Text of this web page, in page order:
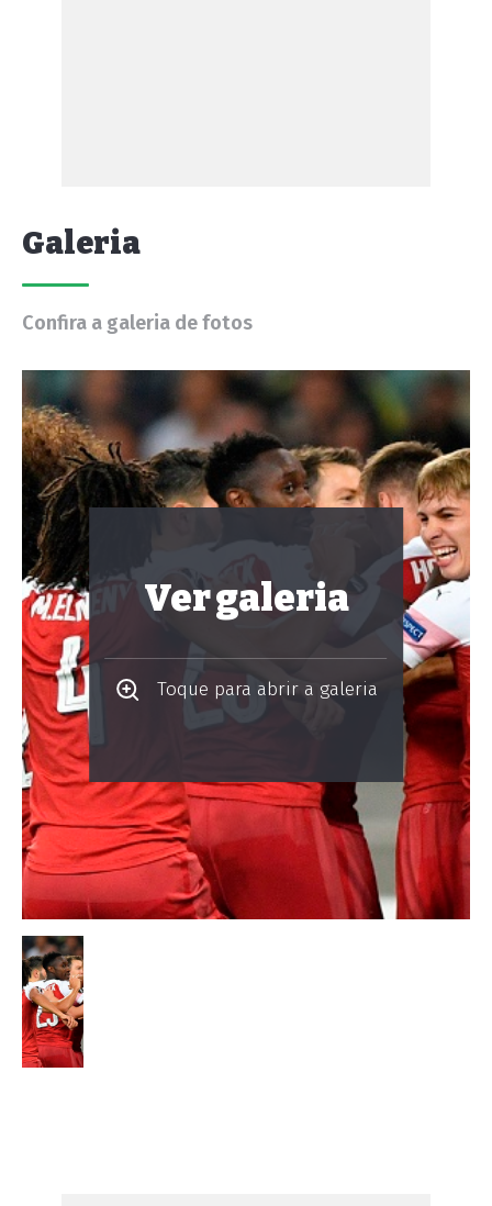
Galeria
Confira a galeria de fotos
Ver galeria
Toque para abrir a galeria